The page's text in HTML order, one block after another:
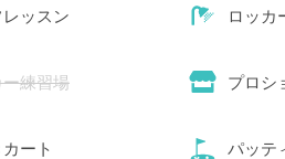
ッスン ロッカ
練習場 プロシ
ート パッテ